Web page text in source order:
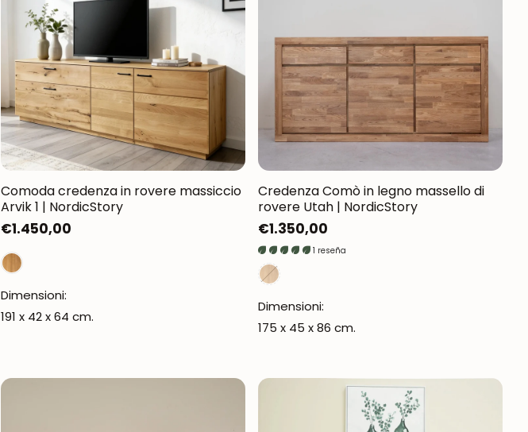
Oxford NordicStory
Mauritz NordicStory
Milan NordicStory
Moritz NordicStory
Regal NordicStory
Runa NordicStory
Mozaik LoftStory
Montenegro LoftStory
Comoda credenza in rovere massiccio
Arvik 1 | NordicStory
Prezzo
normale
€1.450,00
Dimensioni:
191 x 42 x 64 cm.
Credenza Comò in legno massello di
rovere Utah | NordicStory
Prezzo
normale
€1.350,00
1 reseña
Dimensioni:
175 x 45 x 86 cm.